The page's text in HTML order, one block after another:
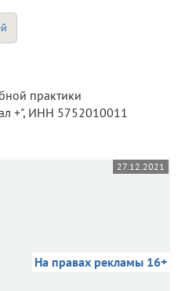
+", ИНН 5752010011
27.12.2021
На правах рекламы 16+